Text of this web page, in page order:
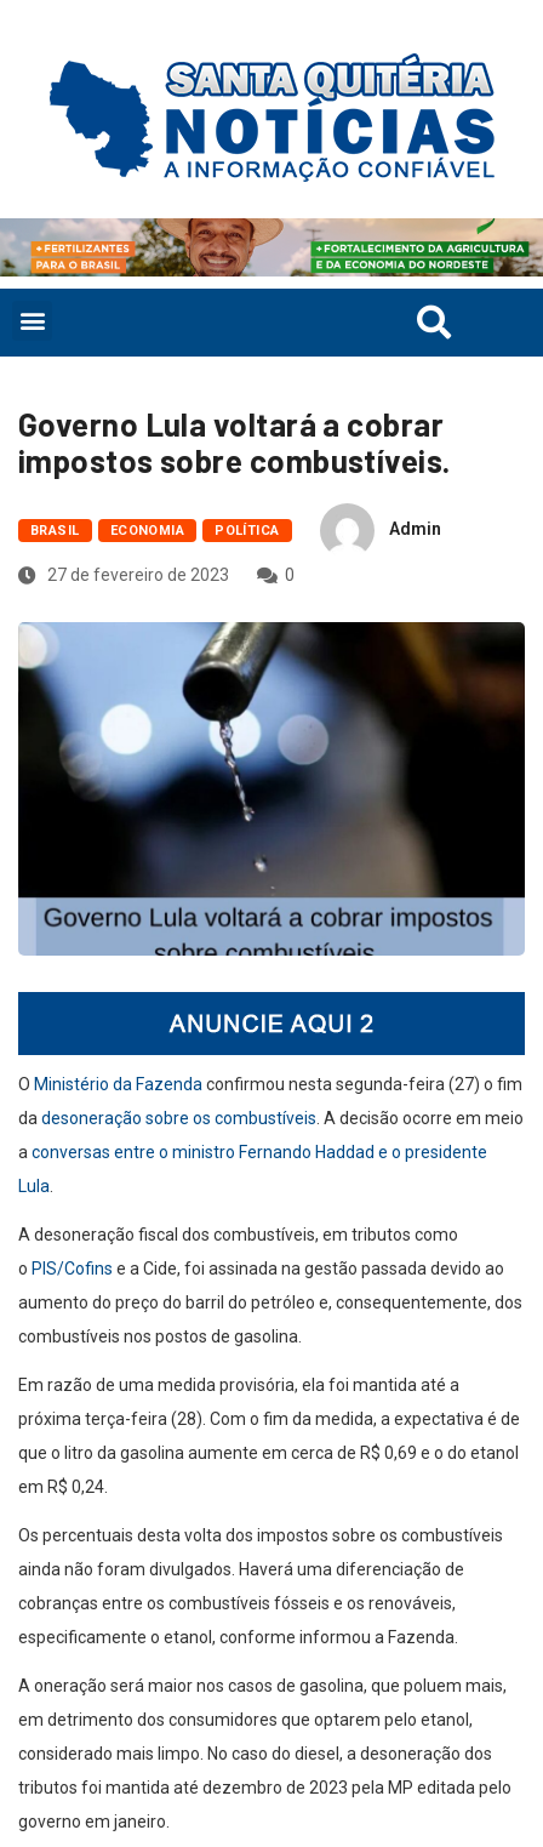
Governo Lula voltará a cobrar
impostos sobre combustíveis.
BRASIL ECONOMIA POLÍTICA Admin
27 de fevereiro de 2023 0
O Ministério da Fazenda confirmou nesta segunda-feira (27) o fim
da desoneração sobre os combustíveis . A decisão ocorre em meio
a conversas entre o ministro Fernando Haddad e o presidente
Lula
A desoneração fiscal dos combustíveis, em tributos como
o PIS/Cofins e a Cide, foi assinada na gestão passada devido ao
aumento do preço do barril do petróleo e, consequentemente, dos
combustíveis nos postos de gasolina.
Em razão de uma medida provisória, ela foi mantida até a
próxima terça-feira (28). Com o fim da medida, a expectativa é de
que o litro da gasolina aumente em cerca de R$ 0,69 e o do etanol
em R$ 0,24.
Os percentuais desta volta dos impostos sobre os combustíveis
ainda não foram divulgados. Haverá uma diferenciação de
cobranças entre os combustíveis fósseis e os renováveis,
especificamente o etanol, conforme informou a Fazenda.
A oneração será maior nos casos de gasolina, que poluem mais,
em detrimento dos consumidores que optarem pelo etanol,
considerado mais limpo. No caso do diesel, a desoneração dos
tributos foi mantida até dezembro de 2023 pela MP editada pelo
governo em janeiro.